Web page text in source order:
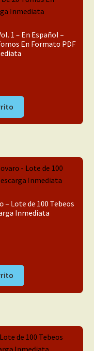
1 – En Español –
En Formato PDF
– Lote de 100 Tebeos
Inmediata